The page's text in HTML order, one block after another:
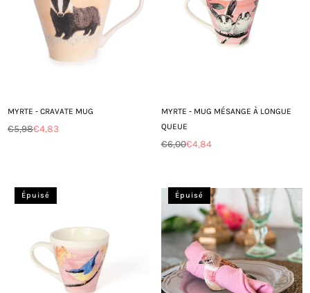
MYRTE - CRAVATE MUG
Prix
€5,98€4,83
MYRTE - MUG MÉSANGE À LONGUE
QUEUE
Prix
€6,00€4,84
Épuisé Épuisé